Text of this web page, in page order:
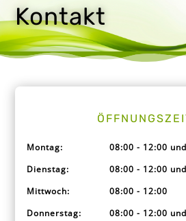
Kontakt
Montag:
08:00 - 12:00
Dienstag:
08:00 - 12:00
Mittwoch:
08:00 - 12:00
Donnerstag:
08:00 - 12:00